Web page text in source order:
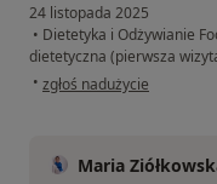
24 listopada 2025
• Dietetyka i Odżywianie
dietetyczna (pierwsza
• w opinii użytkownika Beata
zgłoś nadużycie
Maria